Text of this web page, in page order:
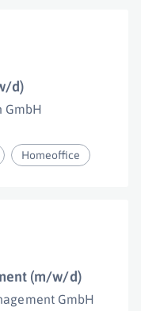
d)
GmbH
Homeoffice
(m/w/d)
GmbH